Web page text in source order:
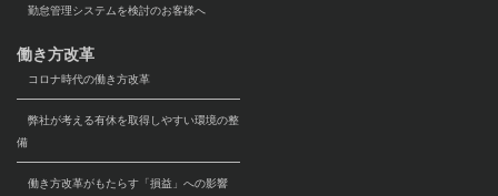
勤怠管理システムを検討のお客様へ
働き方改革
コロナ時代の働き方改革
弊社が考える有休を取得しやすい環境の整
備
働き方改革がもたらす「損益」への影響